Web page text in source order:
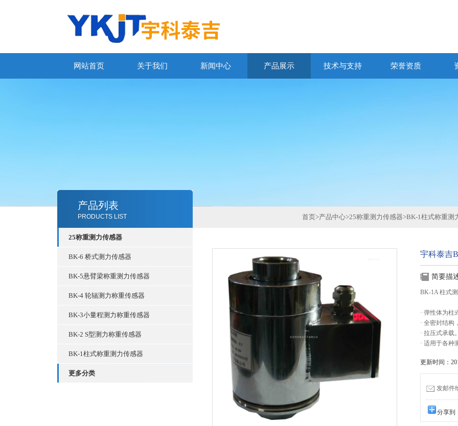
网站首页 关于我们 新闻中心 产品展示 技术与支持 荣誉资质
产品列表
PRODUCTS LIST
25称重测力传感器
BK-6 桥式测力传感器
BK-5悬臂梁称重测力传感器
BK-4 轮辐测力称重传感器
BK-3小量程测力称重传感器
BK-2 S型测力称重传感器
BK-1柱式称重测力传感器
更多分类
首页>产品中心>25称重测力传感器>BK-1柱式称重测
宇科泰吉
简要描
BK-1A 柱式
· 弹性体为柱
· 全密封结构
· 拉压式承载。
· 适用于各种
更新时间：
发邮件
分享到